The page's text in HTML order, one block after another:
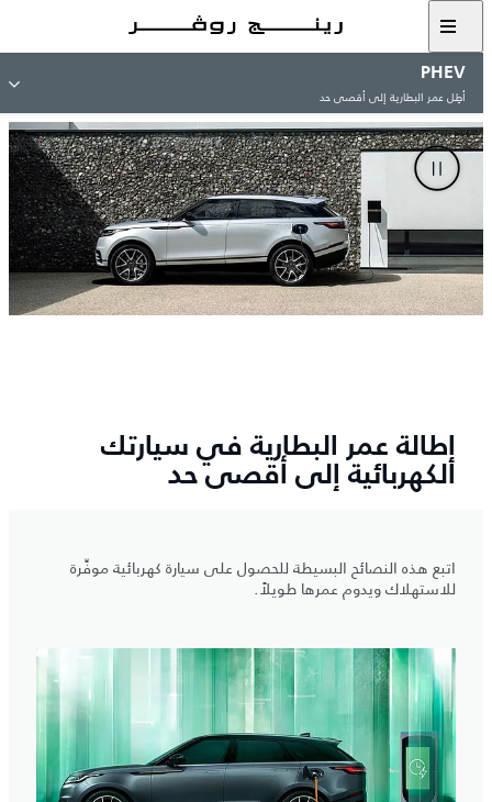
PHEV
أطِل عمر البطارية إلى أقصى حد
إطالة عمر البطارية في سيارتك
الكهربائية إلى أقصى حد
اتبع هذه النصائح البسيطة للحصول على سيارة كهربائية موفِّرة
للاستهلاك ويدوم عمرها طويلاً.